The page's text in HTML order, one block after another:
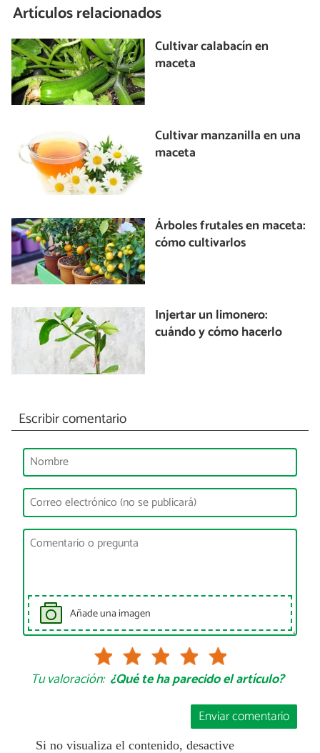
Artículos relacionados
Cultivar calabacín en
maceta
Cultivar manzanilla en una
maceta
Árboles frutales en maceta:
cómo cultivarlos
Injertar un limonero:
cuándo y cómo hacerlo
Escribir comentario
Añade una imagen
Tu valoración: ¿Qué te ha parecido el artículo?
Enviar comentario
Si no visualiza el contenido, desactive